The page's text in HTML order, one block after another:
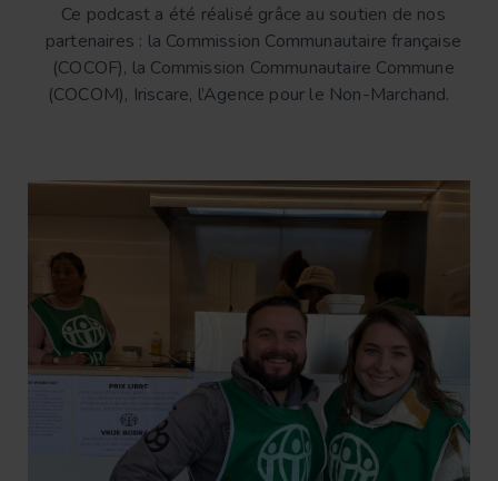
Ce podcast a été réalisé grâce au soutien de nos
partenaires : la Commission Communautaire française
(COCOF), la Commission Communautaire Commune
(COCOM), Iriscare, l’Agence pour le Non-Marchand.